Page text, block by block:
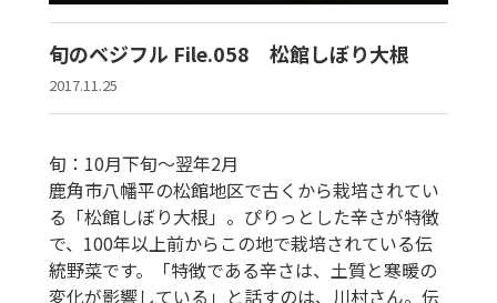
旬のベジフル File.058 松館しぼり大根
2017.11.25
旬：10月下旬〜翌年2月
鹿角市八幡平の松館地区で古くから栽培されてい
る「松館しぼり大根」。ぴりっとした辛さが特徴
で、100年以上前からこの地で栽培されている伝
統野菜です。「特徴である辛さは、土質と寒暖の
変化が影響している」と話すのは、川村さん。伝